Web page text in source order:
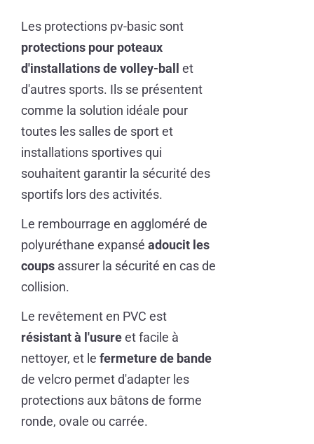
Les protections pv-basic sont
protections pour poteaux
d'installations de volley-ball
et
d'autres sports. Ils se présentent
comme la solution idéale pour
toutes les salles de sport et
installations sportives qui
souhaitent garantir la sécurité des
sportifs lors des activités.
Le rembourrage en aggloméré de
polyuréthane expansé adoucit les
coups assurer la sécurité en cas de
collision.
Le revêtement en PVC est
résistant à l'usureet facile à
nettoyer, et le fermeture de bande
de velcro permet d'adapter les
protections aux bâtons de forme
ronde, ovale ou carrée.